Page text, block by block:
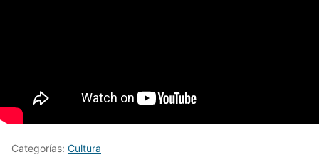
Categorías: Cultura